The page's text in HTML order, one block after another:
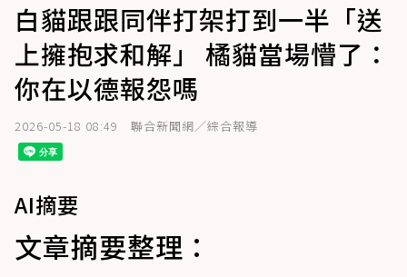
白貓跟跟同伴打架打到一半「送
上擁抱求和解」 橘貓當場懵了：
你在以德報怨嗎
2026-05-18 08:49 聯合新聞網／綜合報導
AI摘要
文章摘要整理：